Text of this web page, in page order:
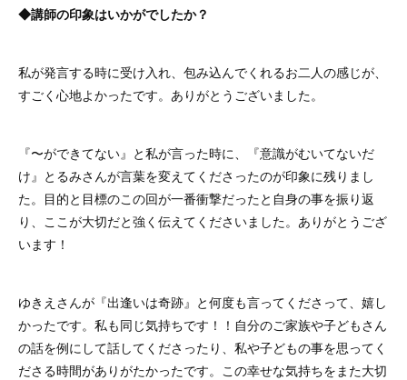
◆講師の印象はいかがでしたか？
私が発言する時に受け入れ、包み込んでくれるお二人の感じが、
すごく心地よかったです。ありがとうございました。
『〜ができてない』と私が言った時に、『意識がむいてないだ
け』とるみさんが言葉を変えてくださったのが印象に残りまし
た。目的と目標のこの回が一番衝撃だったと自身の事を振り返
り、ここが大切だと強く伝えてくださいました。ありがとうござ
います！
ゆきえさんが『出逢いは奇跡』と何度も言ってくださって、嬉し
かったです。私も同じ気持ちです！！自分のご家族や子どもさん
の話を例にして話してくださったり、私や子どもの事を思ってく
ださる時間がありがたかったです。この幸せな気持ちをまた大切